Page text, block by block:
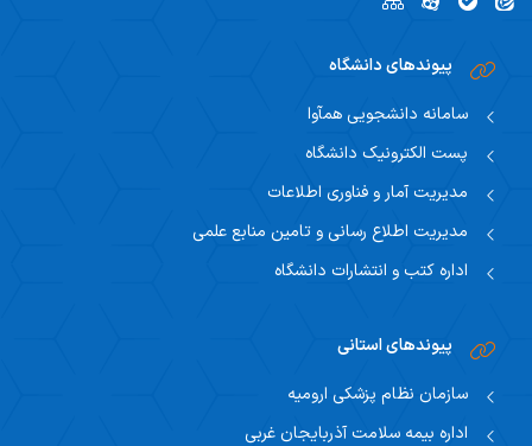
پیوندهای دانشگاه
سامانه دانشجویی همآوا
پست الکترونیک دانشگاه
مدیریت آمار و فناوری اطلاعات
مدیریت اطلاع رسانی و تامین منابع علمی
اداره کتب و انتشارات دانشگاه
پیوندهای استانی
سازمان نظام پزشکی ارومیه
اداره بیمه سلامت آذربایجان غربی